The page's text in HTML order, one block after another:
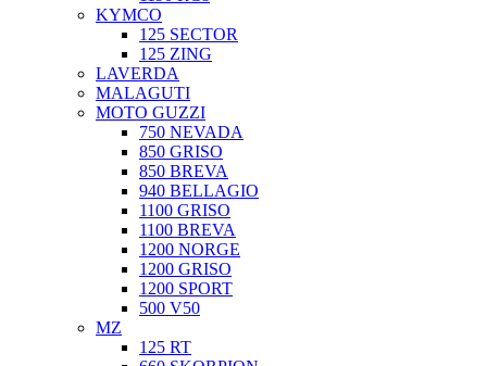
KYMCO
125 SECTOR
125 ZING
LAVERDA
MALAGUTI
MOTO GUZZI
750 NEVADA
850 GRISO
850 BREVA
940 BELLAGIO
1100 GRISO
1100 BREVA
1200 NORGE
1200 GRISO
1200 SPORT
500 V50
MZ
125 RT